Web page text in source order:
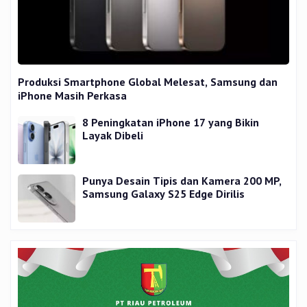
Produksi Smartphone Global Melesat, Samsung dan
iPhone Masih Perkasa
8 Peningkatan iPhone 17 yang Bikin
Layak Dibeli
Punya Desain Tipis dan Kamera 200 MP,
Samsung Galaxy S25 Edge Dirilis